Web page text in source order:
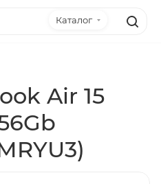
Каталог
Air 15